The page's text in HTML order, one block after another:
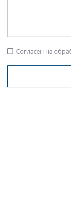
check_box_outline_blank Согласен на